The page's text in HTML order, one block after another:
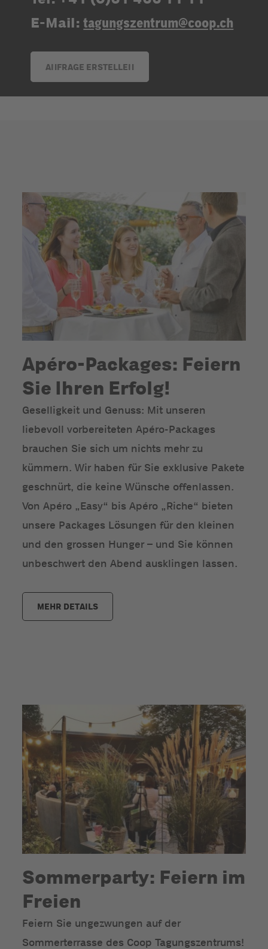
E-Mail:tagungszentrum@coop.ch
ANFRAGE ERSTELLEN
Apéro-Packages: Feiern
Sie Ihren Erfolg!
Geselligkeit und Genuss: Mit unseren
liebevoll vorbereiteten Apéro-Packages
brauchen Sie sich um nichts mehr zu
kümmern. Wir haben für Sie exklusive Pakete
geschnürt, die keine Wünsche offenlassen.
Von Apéro „Easy“ bis Apéro „Riche“ bieten
unsere Packages Lösungen für den kleinen
und den grossen Hunger – und Sie können
unbeschwert den Abend ausklingen lassen.
MEHR DETAILS
Sommerparty: Feiern im
Freien
Feiern Sie ungezwungen auf der
Sommerterrasse des Coop Tagungszentrums!